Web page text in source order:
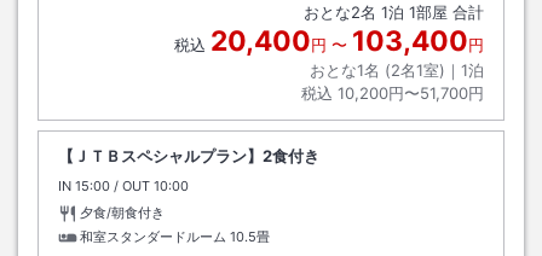
おとな2名 1泊 1部屋 合計
税込 20,400円 〜 103,400円
おとな1名 (2名1室)｜ 1泊
税込 10,200円〜51,700円
【ＪＴＢスペシャルプラン】2食付き
IN チェックイン
15:00 / OUT チェックアウト
10:00
夕食/朝食付き
和室スタンダードルーム 10.5畳